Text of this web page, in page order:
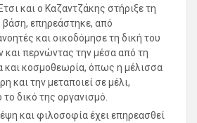
και ο Καζαντζάκης στήριξε τη
επηρεάστηκε, από
και οικοδόμησε τη δική του
και περνώντας την μέσα από τη
και κοσμοθεωρία, όπως η μέλισσα
και την μεταποιεί σε μέλι,
δικό της οργανισμό.
και φιλοσοφία έχει επηρεασθεί